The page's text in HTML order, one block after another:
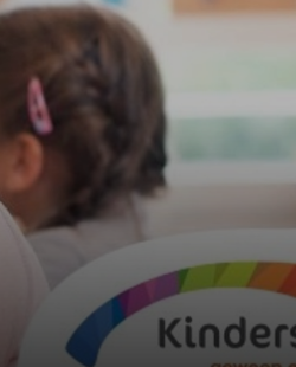
Inloggen
Erkend NRTO lid
Talentbehoud V.S.
Voorwaarden en
Veelgestelde vragen